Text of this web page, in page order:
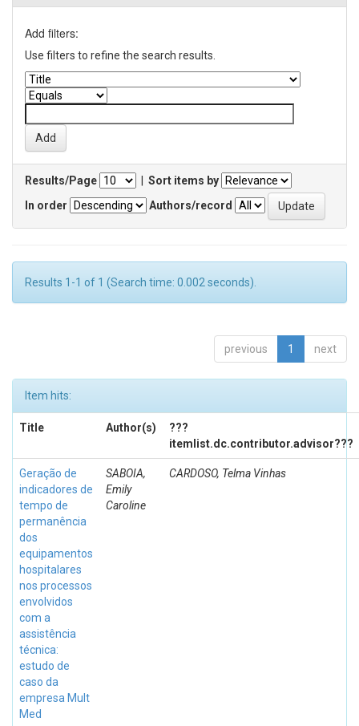
Add filters:
Use filters to refine the search results.
Results/Page
Sort items by
In order
Authors/record
Results 1-1 of 1 (Search time: 0.002 seconds).
previous 1 next
Item hits:
Title Author(s)
???
itemlist.dc.contributor.advisor???
Geração de
indicadores de
tempo de
permanência
dos
equipamentos
hospitalares
nos processos
envolvidos
com a
assistência
técnica:
estudo de
caso da
empresa Mult
Med
SABOIA,
Emily
Caroline
CARDOSO, Telma Vinhas